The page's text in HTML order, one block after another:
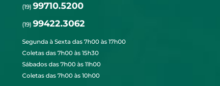
(19) 99710.5200
(19) 99422.3062
Segunda à Sexta das 7h00 às 17h00
Coletas das 7h00 às 15h30
Sábados das 7h00 às 11h00
Coletas das 7h00 às 10h00